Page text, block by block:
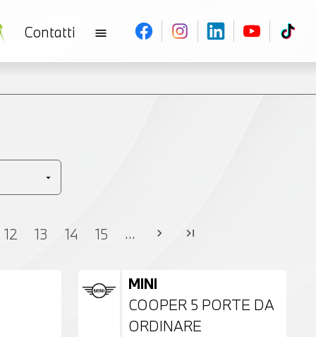
Contatti menu
12 13 14 15 ... chevron_right last_page
MINI
COOPER 5 PORTE DA
ORDINARE